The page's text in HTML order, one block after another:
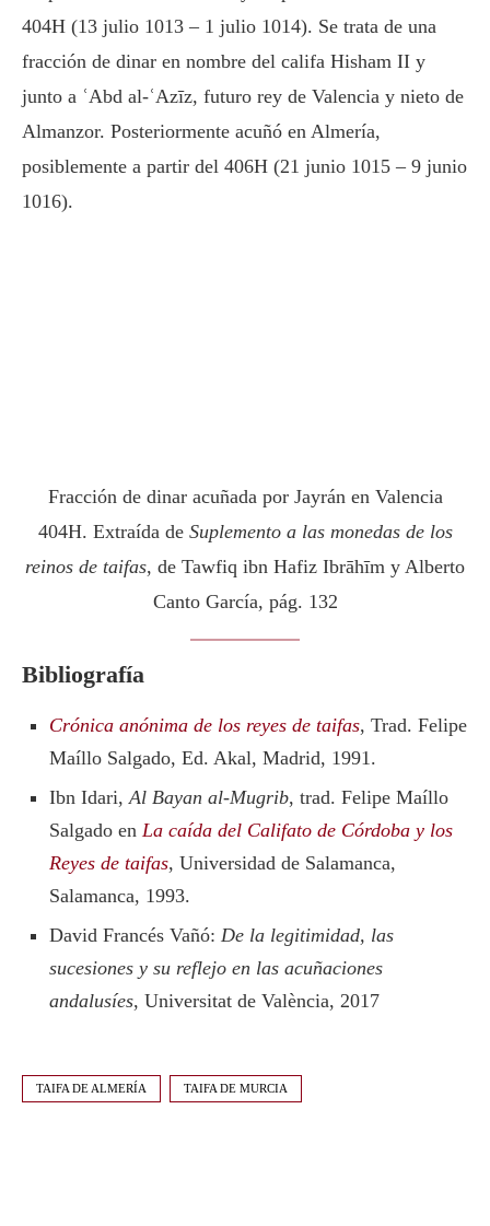
404H (13 julio 1013 – 1 julio 1014). Se trata de una
fracción de dinar en nombre del califa Hisham II y
junto a ʿAbd al-ʿAzīz, futuro rey de Valencia y nieto de
Almanzor. Posteriormente acuñó en Almería,
posiblemente a partir del 406H (21 junio 1015 – 9 junio
1016).
Fracción de dinar acuñada por Jayrán en Valencia
404H. Extraída de Suplemento a las monedas de los
reinos de taifas, de Tawfiq ibn Hafiz Ibrāhīm y Alberto
Canto García, pág. 132
Bibliografía
Crónica anónima de los reyes de taifas, Trad. Felipe
Maíllo Salgado, Ed. Akal, Madrid, 1991.
Ibn Idari,Al Bayan al-Mugrib, trad. Felipe Maíllo
Salgado en La caída del Califato de Córdoba y los
Reyes de taifas, Universidad de Salamanca,
Salamanca, 1993.
David Francés Vañó: De la legitimidad, las
sucesiones y su reflejo en las acuñaciones
andalusíes, Universitat de València, 2017
TAIFA DE ALMERÍA TAIFA DE MURCIA